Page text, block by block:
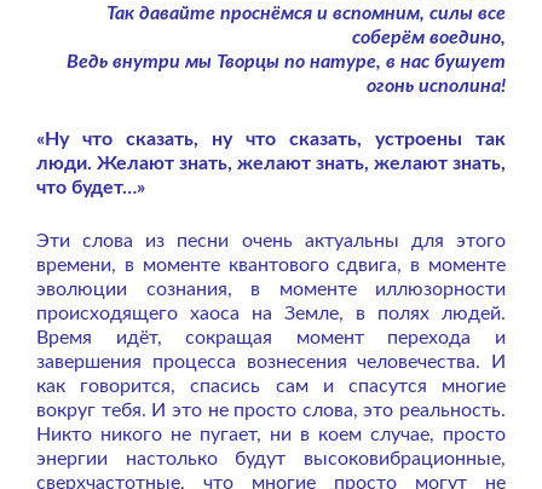
Так давайте проснёмся и вспомним, силы все
соберём воедино,
Ведь внутри мы Творцы по натуре, в нас бушует
огонь исполина!
«Ну что сказать, ну что сказать, устроены так
люди. Желают знать, желают знать, желают знать,
что будет…»
Эти слова из песни очень актуальны для этого
времени, в моменте квантового сдвига, в моменте
эволюции сознания, в моменте иллюзорности
происходящего хаоса на Земле, в полях людей.
Время идёт, сокращая момент перехода и
завершения процесса вознесения человечества. И
как говорится, спасись сам и спасутся многие
вокруг тебя. И это не просто слова, это реальность.
Никто никого не пугает, ни в коем случае, просто
энергии настолько будут высоковибрационные,
сверхчастотные, что многие просто могут не